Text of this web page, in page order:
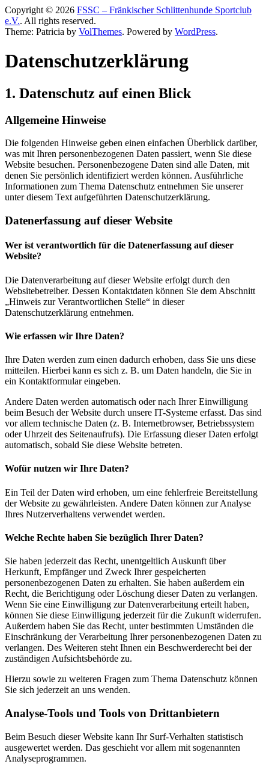
Copyright © 2026 FSSC – Fränkischer Schlittenhunde Sportclub
e.V.. All rights reserved.
Theme: Patricia by VolThemes. Powered by WordPress.
Datenschutz­erklärung
1. Datenschutz auf einen Blick
Allgemeine Hinweise
Die folgenden Hinweise geben einen einfachen Überblick darüber,
was mit Ihren personenbezogenen Daten passiert, wenn Sie diese
Website besuchen. Personenbezogene Daten sind alle Daten, mit
denen Sie persönlich identifiziert werden können. Ausführliche
Informationen zum Thema Datenschutz entnehmen Sie unserer
unter diesem Text aufgeführten Datenschutzerklärung.
Datenerfassung auf dieser Website
Wer ist verantwortlich für die Datenerfassung auf dieser
Website?
Die Datenverarbeitung auf dieser Website erfolgt durch den
Websitebetreiber. Dessen Kontaktdaten können Sie dem Abschnitt
„Hinweis zur Verantwortlichen Stelle“ in dieser
Datenschutzerklärung entnehmen.
Wie erfassen wir Ihre Daten?
Ihre Daten werden zum einen dadurch erhoben, dass Sie uns diese
mitteilen. Hierbei kann es sich z. B. um Daten handeln, die Sie in
ein Kontaktformular eingeben.
Andere Daten werden automatisch oder nach Ihrer Einwilligung
beim Besuch der Website durch unsere IT-Systeme erfasst. Das sind
vor allem technische Daten (z. B. Internetbrowser, Betriebssystem
oder Uhrzeit des Seitenaufrufs). Die Erfassung dieser Daten erfolgt
automatisch, sobald Sie diese Website betreten.
Wofür nutzen wir Ihre Daten?
Ein Teil der Daten wird erhoben, um eine fehlerfreie Bereitstellung
der Website zu gewährleisten. Andere Daten können zur Analyse
Ihres Nutzerverhaltens verwendet werden.
Welche Rechte haben Sie bezüglich Ihrer Daten?
Sie haben jederzeit das Recht, unentgeltlich Auskunft über
Herkunft, Empfänger und Zweck Ihrer gespeicherten
personenbezogenen Daten zu erhalten. Sie haben außerdem ein
Recht, die Berichtigung oder Löschung dieser Daten zu verlangen.
Wenn Sie eine Einwilligung zur Datenverarbeitung erteilt haben,
können Sie diese Einwilligung jederzeit für die Zukunft widerrufen.
Außerdem haben Sie das Recht, unter bestimmten Umständen die
Einschränkung der Verarbeitung Ihrer personenbezogenen Daten zu
verlangen. Des Weiteren steht Ihnen ein Beschwerderecht bei der
zuständigen Aufsichtsbehörde zu.
Hierzu sowie zu weiteren Fragen zum Thema Datenschutz können
Sie sich jederzeit an uns wenden.
Analyse-Tools und Tools von Dritt­anbietern
Beim Besuch dieser Website kann Ihr Surf-Verhalten statistisch
ausgewertet werden. Das geschieht vor allem mit sogenannten
Analyseprogrammen.